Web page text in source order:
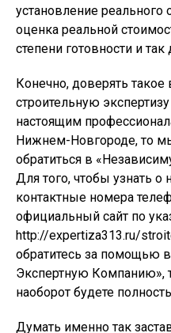
установление
оценка реальной
степени готовности и так
Конечно, доверять
строительную
настоящим
Нижнем-Новгороде, то
обратиться в
Для того, чтобы узнать о
контактные номера
официальный сайт по
http://expertiza313.ru/
обратитесь за помощью
Экспертную Компанию»,
наоборот будете
Думать именно так